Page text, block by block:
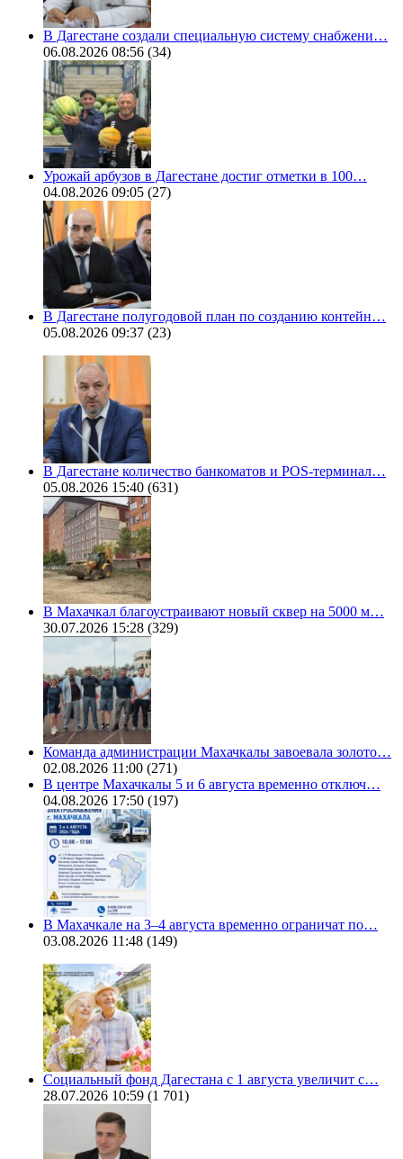
В Дагестане создали специальную систему снабжени…
06.08.2026 08:56 (34)
Урожай арбузов в Дагестане достиг отметки в 100…
04.08.2026 09:05 (27)
В Дагестане полугодовой план по созданию контейн…
05.08.2026 09:37 (23)
В Дагестане количество банкоматов и POS-терминал…
05.08.2026 15:40 (631)
В Махачкал благоустраивают новый сквер на 5000 м…
30.07.2026 15:28 (329)
Команда администрации Махачкалы завоевала золото…
02.08.2026 11:00 (271)
В центре Махачкалы 5 и 6 августа временно отключ…
04.08.2026 17:50 (197)
В Махачкале на 3–4 августа временно ограничат по…
03.08.2026 11:48 (149)
Социальный фонд Дагестана с 1 августа увеличит с…
28.07.2026 10:59 (1 701)